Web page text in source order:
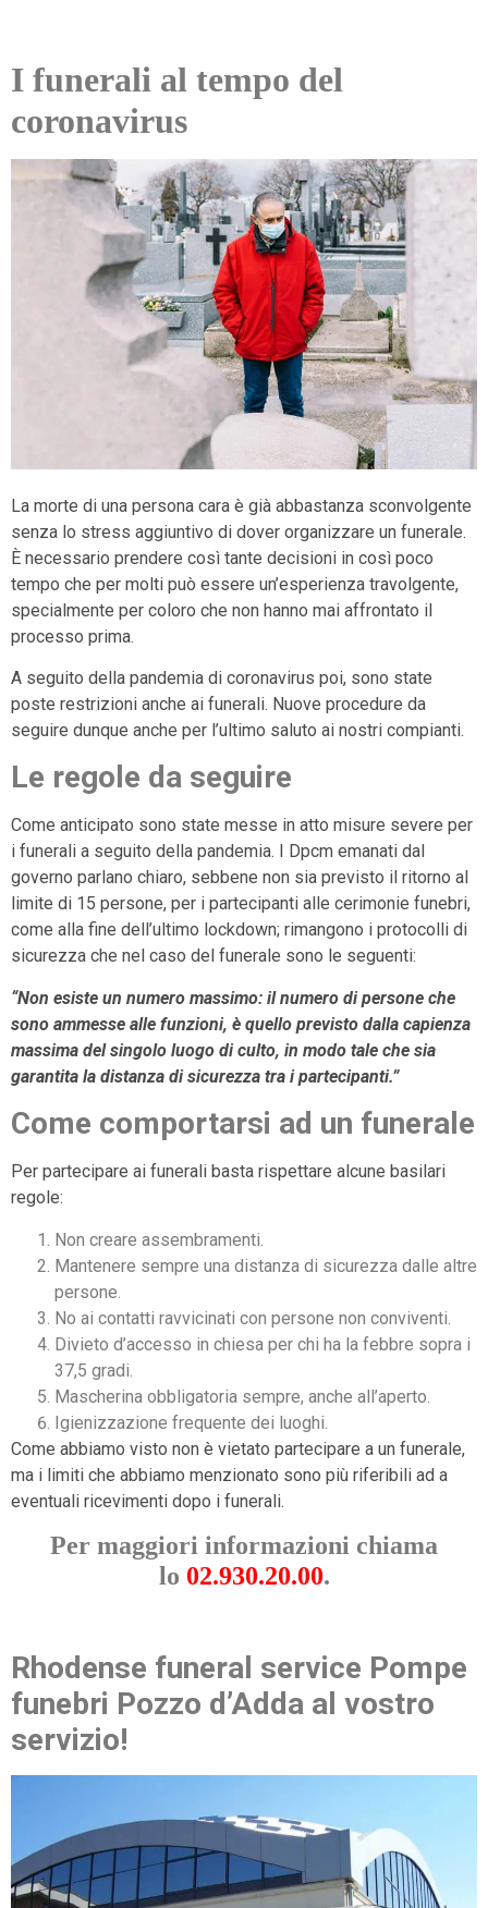
I funerali al tempo del
coronavirus
La morte di una persona cara è già abbastanza sconvolgente
senza lo stress aggiuntivo di dover organizzare un funerale.
È necessario prendere così tante decisioni in così poco
tempo che per molti può essere un’esperienza travolgente,
specialmente per coloro che non hanno mai affrontato il
processo prima.
A seguito della pandemia di coronavirus poi, sono state
poste restrizioni anche ai funerali. Nuove procedure da
seguire dunque anche per l’ultimo saluto ai nostri compianti.
Le regole da seguire
Come anticipato sono state messe in atto misure severe per
i funerali a seguito della pandemia. I Dpcm emanati dal
governo parlano chiaro, sebbene non sia previsto il ritorno al
limite di 15 persone, per i partecipanti alle cerimonie funebri,
come alla fine dell’ultimo lockdown; rimangono i protocolli di
sicurezza che nel caso del funerale sono le seguenti:
“Non esiste un numero massimo: il numero di persone che
sono ammesse alle funzioni, è quello previsto dalla capienza
massima del singolo luogo di culto, in modo tale che sia
garantita la distanza di sicurezza tra i partecipanti.”
Come comportarsi ad un funerale
Per partecipare ai funerali basta rispettare alcune basilari
regole:
Non creare assembramenti.
Mantenere sempre una distanza di sicurezza dalle altre
persone.
No ai contatti ravvicinati con persone non conviventi.
Divieto d’accesso in chiesa per chi ha la febbre sopra i
37,5 gradi.
Mascherina obbligatoria sempre, anche all’aperto.
Igienizzazione frequente dei luoghi.
Come abbiamo visto non è vietato partecipare a un funerale,
ma i limiti che abbiamo menzionato sono più riferibili ad a
eventuali ricevimenti dopo i funerali.
Per maggiori informazioni chiama
lo 02.930.20.00.
Rhodense funeral service Pompe
funebri Pozzo d’Adda al vostro
servizio!